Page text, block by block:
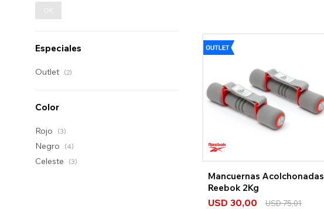
Mancuernas Acolchonadas
Reebok 2Kg
USD 30,00 USD75,01
OK
Especiales
Outlet (2)
Color
Rojo (3)
Negro (4)
Celeste (3)